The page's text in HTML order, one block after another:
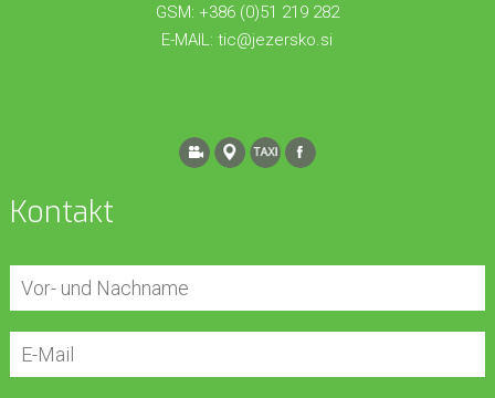
GSM: +386 (0)51 219 282
E-MAIL:tic@jezersko.si
Kontakt